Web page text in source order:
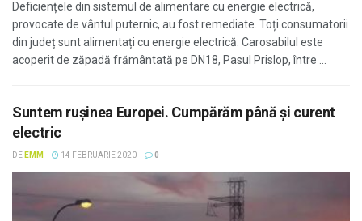
Deficiențele din sistemul de alimentare cu energie electrică,
provocate de vântul puternic, au fost remediate. Toți consumatorii
din județ sunt alimentați cu energie electrică. Carosabilul este
acoperit de zăpadă frământată pe DN18, Pasul Prislop, între ...
Suntem ruşinea Europei. Cumpărăm până şi curent
electric
DE EMM 14 FEBRUARIE 2020 0